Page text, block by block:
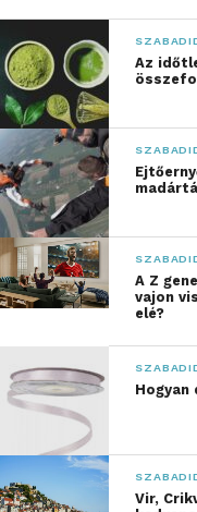
produkcióval
online közönség és
legjobb kilenc
„Sok
kaptunk
feltűnően
videós
Az
A Z
vajon
elé?
Vir,